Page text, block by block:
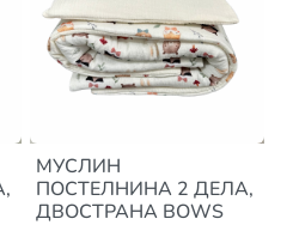
МУСЛИН
ПОСТЕЛНИНА 2 ДЕЛА,
ДВОСТРАНА BOWS